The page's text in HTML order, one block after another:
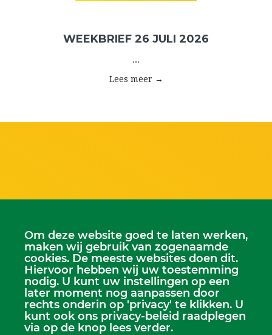
WEEKBRIEF 26 JULI 2026
...
Lees meer →
Scriba
Dhr. Leen Kruithof
scriba@kerkheerjansdam.nl
Om deze website goed te laten werken,
maken wij gebruik van zogenaamde
cookies. De meeste websites doen dit.
Hiervoor hebben wij uw toestemming
nodig. U kunt uw instellingen op een
later moment nog aanpassen door
rechts onderin op 'privacy' te klikken. U
kunt ook ons privacy-beleid raadplegen
via op de knop lees verder.